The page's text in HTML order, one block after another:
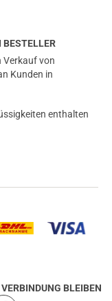
Verkauf von
Kunden in
enthalten
BLEIBEN